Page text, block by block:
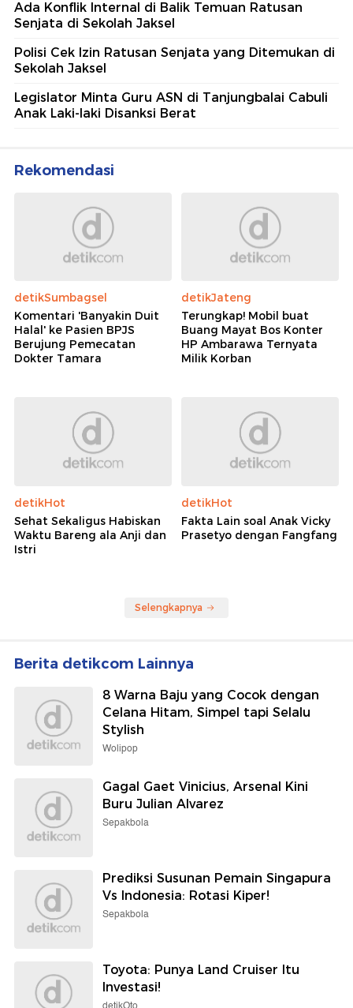
Ada Konflik Internal di Balik Temuan Ratusan
Senjata di Sekolah Jaksel
Polisi Cek Izin Ratusan Senjata yang Ditemukan di
Sekolah Jaksel
Legislator Minta Guru ASN di Tanjungbalai Cabuli
Anak Laki-laki Disanksi Berat
Rekomendasi
detikSumbagsel
Komentari 'Banyakin Duit
Halal' ke Pasien BPJS
Berujung Pemecatan
Dokter Tamara
detikJateng
Terungkap! Mobil buat
Buang Mayat Bos Konter
HP Ambarawa Ternyata
Milik Korban
detikHot
Sehat Sekaligus Habiskan
Waktu Bareng ala Anji dan
Istri
detikHot
Fakta Lain soal Anak Vicky
Prasetyo dengan Fangfang
Selengkapnya
Berita detikcom Lainnya
8 Warna Baju yang Cocok dengan
Celana Hitam, Simpel tapi Selalu
Stylish
Wolipop
Gagal Gaet Vinicius, Arsenal Kini
Buru Julian Alvarez
Sepakbola
Prediksi Susunan Pemain Singapura
Vs Indonesia: Rotasi Kiper!
Sepakbola
Toyota: Punya Land Cruiser Itu
Investasi!